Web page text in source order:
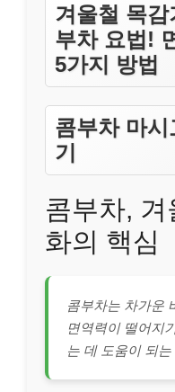
겨울철 목
부차 요법!
5가지 방법
콤부차 마
기
콤부차,
화의 핵심
콤부차는 차가운
면역력이 떨어지
는 데 도움이 되